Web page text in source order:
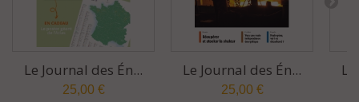
Le Journal des Én...
25,00 €
Le Journal des Én...
25,00 €